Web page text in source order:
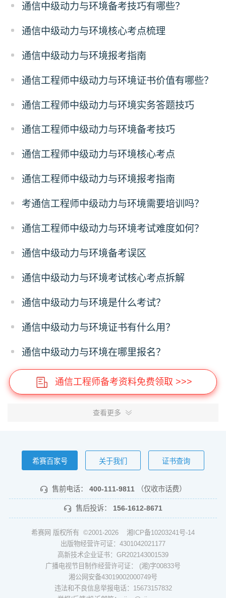
通信中级动力与环境备考技巧有哪些？
通信中级动力与环境核心考点梳理
通信中级动力与环境报考指南
通信工程师中级动力与环境证书价值有哪些？
通信工程师中级动力与环境实务答题技巧
通信工程师中级动力与环境备考技巧
通信工程师中级动力与环境核心考点
通信工程师中级动力与环境报考指南
考通信工程师中级动力与环境需要培训吗？
通信工程师中级动力与环境考试难度如何？
通信中级动力与环境备考误区
通信中级动力与环境考试核心考点拆解
通信中级动力与环境是什么考试？
通信中级动力与环境证书有什么用？
通信中级动力与环境在哪里报名？
通信工程师备考资料免费领取 >>>
查看更多
希赛百家号 关于我们 证书查询
售前电话： 400-111-9811 （仅收市话费）
售后投诉： 156-1612-8671
希赛网 版权所有 ©2001-2026 湘ICP备10203241号-14
出版物经营许可证：4301042021177
高新技术企业证书：GR202143001539
广播电视节目制作经营许可证： (湘)字00833号
湘公网安备43019002000749号
违法和不良信息举报电话：15673157832